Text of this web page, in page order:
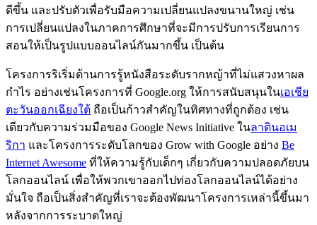
ดีขึ้น และปรับตัวเพื่อรับมือความเปลี่ยนแปลงขนานใหญ่ เช่น
การเปลี่ยนแปลงในภาคการศึกษาที่จะมีการปรับการเรียนการ
สอนให้เป็นรูปแบบออนไลน์กันมากขึ้น เป็นต้น
โครงการริเริ่มด้านการรู้หนังสือระดับรากหญ้าที่ไม่แสวงหาผล
กำไร อย่างเช่นโครงการที่ Google.org ให้การสนับสนุนในเอเชีย
ตะวันออกเฉียงใต้ ถือเป็นก้าวสำคัญในทิศทางที่ถูกต้อง เช่น
เดียวกับความร่วมมือของ Google News Initiative ในลาตินอเม
ริกา และโครงการระดับโลกของ Grow with Google อย่าง Be
Internet Awesome ที่ให้ความรู้กับเด็กๆ เกี่ยวกับความปลอดภัยบน
โลกออนไลน์ เพื่อให้พวกเขาออกไปท่องโลกออนไลน์ได้อย่าง
มั่นใจ ถือเป็นสิ่งสำคัญที่เราจะต้องพัฒนาโครงการเหล่านี้ขึ้นมา
หลังจากการระบาดใหญ่